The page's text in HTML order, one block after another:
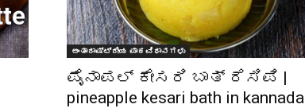
ಅಂತಾರಾಷ್ಟ್ರೀಯ ಪಾಕವಿಧಾನಗಳು
ಪೈನಾಪಲ್ ಕೇಸರಿ ಬಾತ್ ರೆಸಿಪಿ |
pineapple kesari bath in kannada